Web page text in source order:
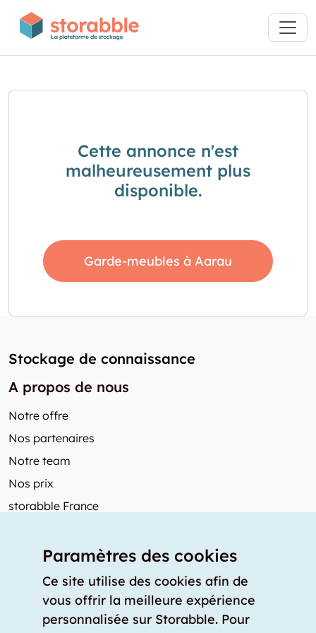
Cette annonce n'est
malheureusement plus
disponible.
Garde-meubles à Aarau
Stockage de connaissance
A propos de nous
Notre offre
Nos partenaires
Notre team
Nos prix
storabble France
Articles de presse
Comment calculer la capacité d'un garde-meuble?
Quel est le tarif moyen d'un garde-meuble?
Paramètres des cookies
Ce site utilise des cookies afin de
vous offrir la meilleure expérience
personnalisée sur Storabble. Pour